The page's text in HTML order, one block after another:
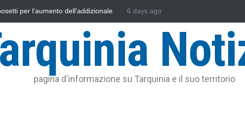
e l'Assonautica Provinciale di Viterbo
Vincenzo Ferri, un Eroe tarquiniese
6 days ago
pagina d'informazione su Tarquinia e il suo territorio